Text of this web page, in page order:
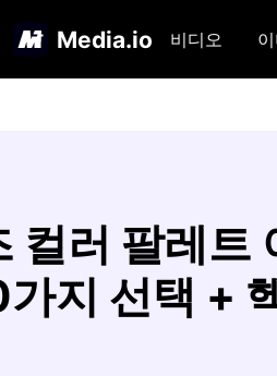
Media.io 비디오
컬러 팔레트
지 선택 +